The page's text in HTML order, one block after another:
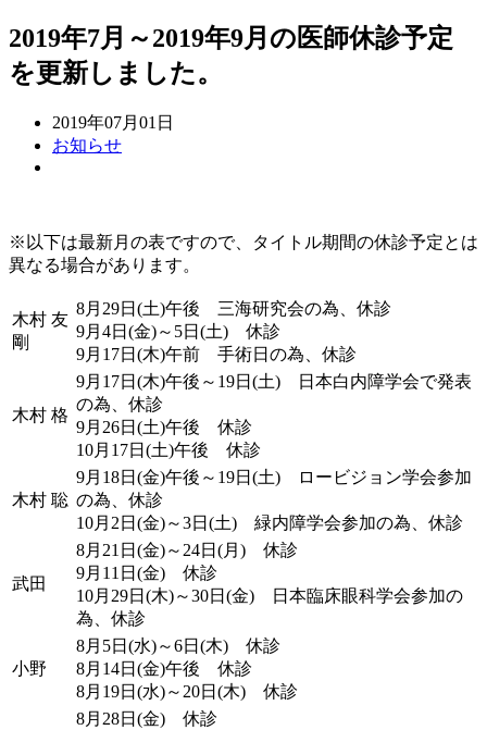
2019年7月～2019年9月の医師休診予定
を更新しました。
2019年07月01日
お知らせ
※以下は最新月の表ですので、タイトル期間の休診予定とは
異なる場合があります。
木村 友
剛
8月29日(土)午後 三海研究会の為、休診
9月4日(金)～5日(土) 休診
9月17日(木)午前 手術日の為、休診
木村 格
9月17日(木)午後～19日(土) 日本白内障学会で発表
の為、休診
9月26日(土)午後 休診
10月17日(土)午後 休診
木村 聡
9月18日(金)午後～19日(土) ロービジョン学会参加
の為、休診
10月2日(金)～3日(土) 緑内障学会参加の為、休診
武田
8月21日(金)～24日(月) 休診
9月11日(金) 休診
10月29日(木)～30日(金) 日本臨床眼科学会参加の
為、休診
小野
8月5日(水)～6日(木) 休診
8月14日(金)午後 休診
8月19日(水)～20日(木) 休診
8月28日(金) 休診